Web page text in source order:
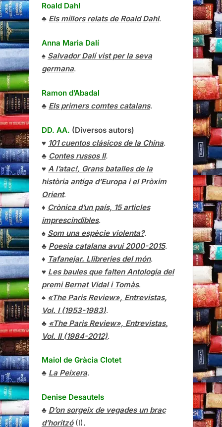
Roald Dahl
♣ Els millors relats de Roald Dahl.
Anna Maria Dalí
♠ Salvador Dalí vist per la seva
germana.
Ramon d’Abadal
♣ Els primers comtes catalans.
DD. AA. (Diversos autors)
♥ 101 cuentos clásicos de la China.
♣ Contes russos II.
♥ A l’atac!, Grans batalles de la
història antiga d’Europa i el Pròxim
Orient.
♦ Crònica d’un país, 15 articles
imprescindibles.
♠ Som una espècie violenta?.
♣ Poesia catalana avui 2000-2015.
♦ Tafanejar. Llibreries del món.
♥ Les baules que falten Antologia del
premi Bernat Vidal i Tomàs.
♠ «The Paris Review», Entrevistas,
Vol. I (1953-1983).
♣ «The Paris Review», Entrevistas,
Vol. II (1984-2012).
Maiol de Gràcia Clotet
♣ La Peixera.
Denise Desautels
♣ D’on sorgeix de vegades un braç
d’horitzó(I).